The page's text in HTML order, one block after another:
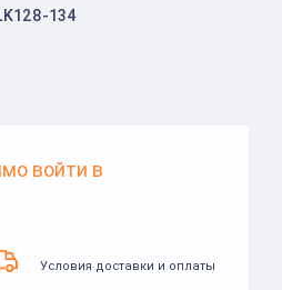
134
войти в
Условия доставки и оплаты